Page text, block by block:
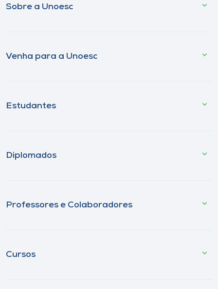
Sobre a Unoesc
Venha para a Unoesc
Estudantes
Diplomados
Professores e Colaboradores
Cursos